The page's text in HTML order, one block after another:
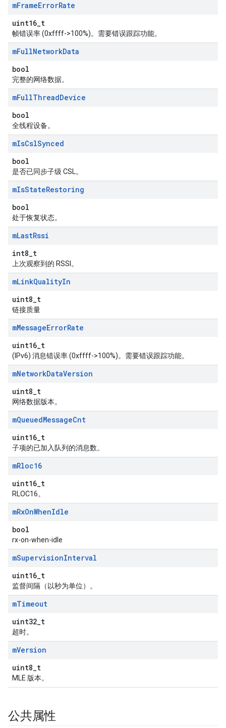
mFrameErrorRate
uint16_t
帧错误率 (0xffff->100%)。需要错误跟踪功能。
mFullNetworkData
bool
完整的网络数据。
mFullThreadDevice
bool
全线程设备。
mIsCslSynced
bool
是否已同步子级 CSL。
mIsStateRestoring
bool
处于恢复状态。
mLastRssi
int8_t
上次观察到的 RSSI。
mLinkQualityIn
uint8_t
链接质量
mMessageErrorRate
uint16_t
(IPv6) 消息错误率 (0xffff->100%)。需要错误跟踪功能。
mNetworkDataVersion
uint8_t
网络数据版本。
mQueuedMessageCnt
uint16_t
子项的已加入队列的消息数。
mRloc16
uint16_t
RLOC16。
mRxOnWhenIdle
bool
rx-on-when-idle
mSupervisionInterval
uint16_t
监督间隔（以秒为单位）。
mTimeout
uint32_t
超时。
mVersion
uint8_t
MLE 版本。
公共属性